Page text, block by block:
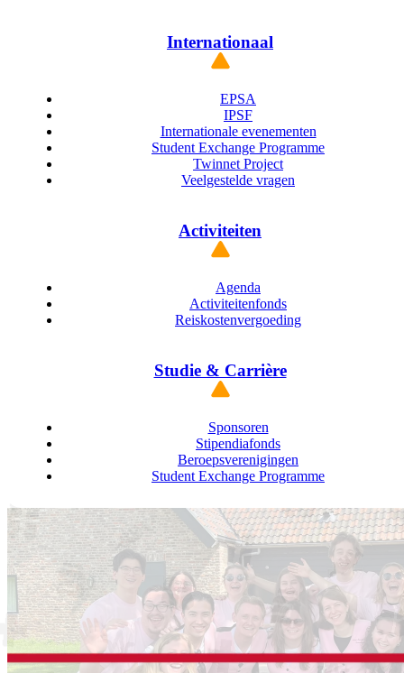
Internationaal
EPSA
IPSF
Internationale evenementen
Student Exchange Programme
Twinnet Project
Veelgestelde vragen
Activiteiten
Agenda
Activiteitenfonds
Reiskostenvergoeding
Studie & Carrière
Sponsoren
Stipendiafonds
Beroepsverenigingen
Student Exchange Programme